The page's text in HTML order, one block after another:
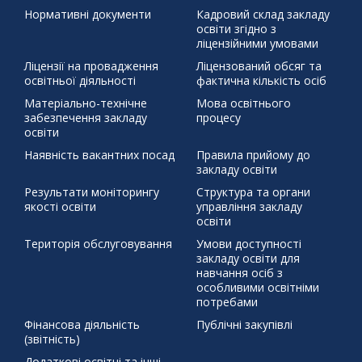
життя Святий Миколай ЦЕЙ ДЕНЬ В ІСТОРІЇ 30 березня 1392 р.
демонстраційний урок захист проєктів
писанка
профорієнтація тиждень права
Нормативні документи
Кадровий склад закладу
освіти згідно з
ліцензійними умовами
Ліцензії на провадження
освітньої діяльності
Ліцензований обсяг та
фактична кількість осіб
Матеріально-технічне
забезпечення закладу
освіти
Мова освітнього
процесу
Наявність вакантних посад
Правила прийому до
закладу освіти
Результати моніторингу
якості освіти
Структура та органи
управління закладу
освіти
Територія обслуговування
Умови доступності
закладу освіти для
навчання осіб з
особливими освітніми
потребами
Фінансова діяльність
(звітність)
Публічні закупівлі